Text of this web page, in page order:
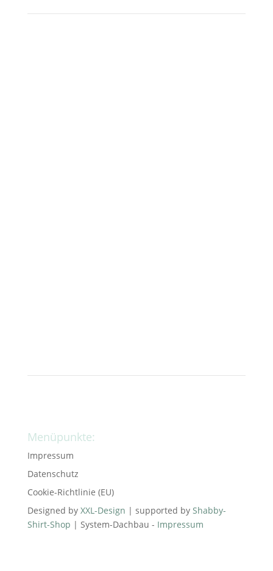
Menüpunkte:
Impressum
Datenschutz
Cookie-Richtlinie (EU)
Designed by XXL-Design | supported by Shabby-
Shirt-Shop | System-Dachbau - Impressum